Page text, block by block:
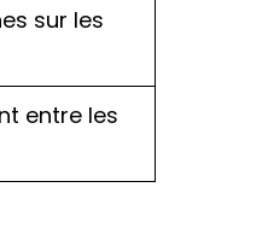
sur les
entre les